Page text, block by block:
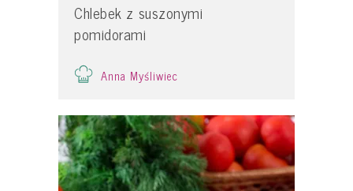
Chlebek z suszonymi
pomidorami
Anna Myśliwiec